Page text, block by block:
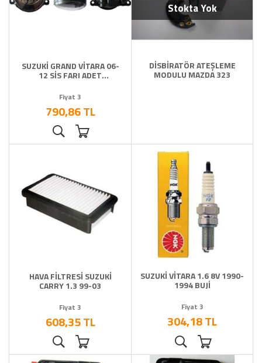
SUZUKİ GRAND VİTARA 06-
12 SİS FARI ADET
Fiyat 3
790,86 TL
Stokta Yok
DİSBİRATÖR ATEŞLEME
MODULU MAZDA 323
HAVA FİLTRESİ SUZUKİ
CARRY 1.3 99-03
Fiyat 3
608,35 TL
SUZUKİ VİTARA 1.6 8V 1990-
1994 BUJİ
Fiyat 3
304,18 TL